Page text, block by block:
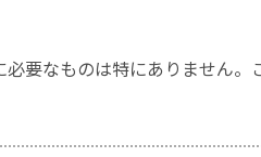
要なものは特にありません。